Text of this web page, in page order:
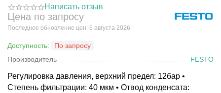
Написать отзыв
Цена по запросу
Последнее обновление цен: 6 августа 2026
Доступность:
По запросу
Производитель
FESTO
Регулировка давления, верхний предел: 12бар •
Степень фильтрации: 40 мкм • Отвод конденсата: